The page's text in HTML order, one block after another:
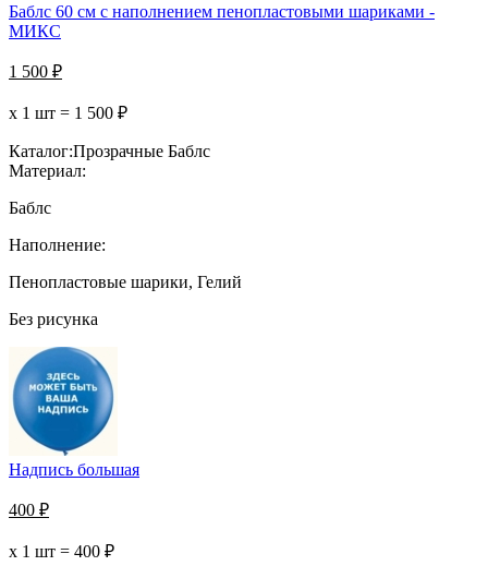
Баблс 60 см с наполнением пенопластовыми шариками -
МИКС
1 500 ₽
х 1 шт = 1 500 ₽
Каталог:Прозрачные Баблс
Материал:
Баблс
Наполнение:
Пенопластовые шарики, Гелий
Без рисунка
Надпись большая
400 ₽
х 1 шт = 400 ₽